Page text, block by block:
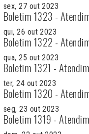
sex, 27 out 2023
Boletim 1323 -
qui, 26 out 2023
Boletim 1322 -
qua, 25 out 2023
Boletim 1321 -
ter, 24 out 2023
Boletim 1320 -
seg, 23 out 2023
Boletim 1319 -